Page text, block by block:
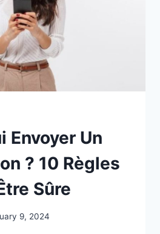
Envoyer Un
? 10 Règles
Sûre
9, 2024